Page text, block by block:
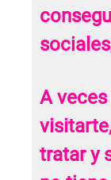
A
tratar y